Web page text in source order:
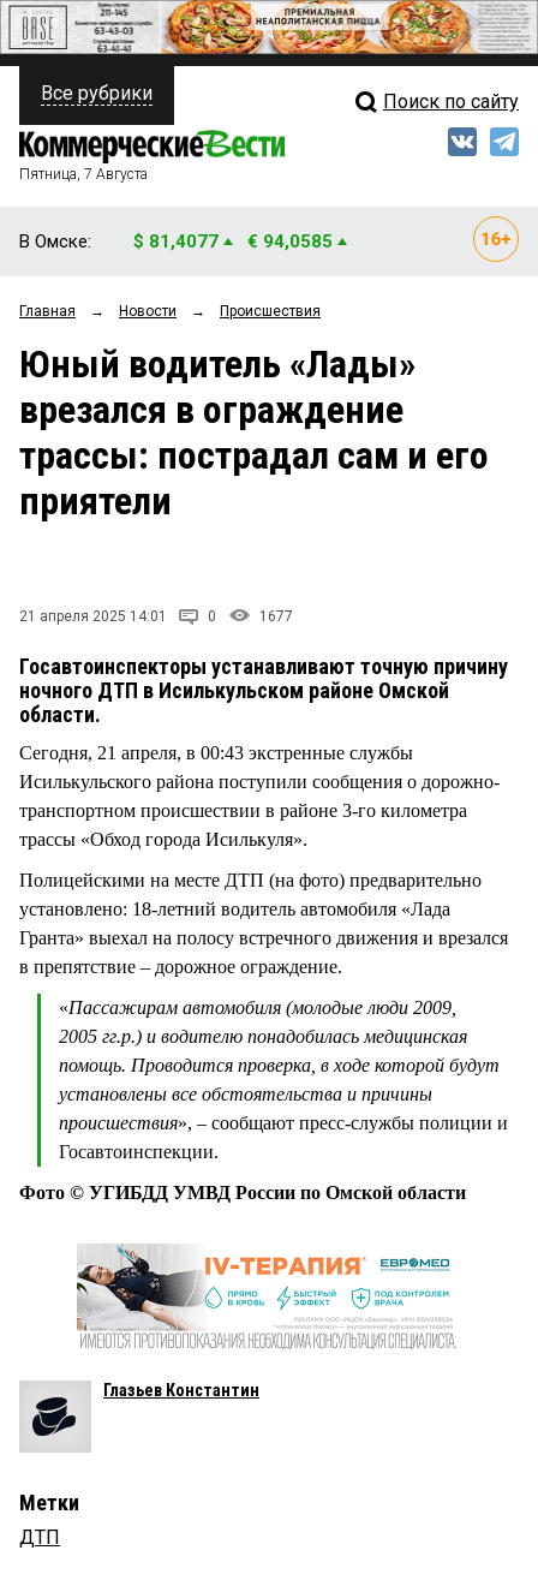
ПОЛИТИКА
ФИНАНСЫ
ОБЩЕСТВО
ЗАКОН
НОВОСТИ КОМПАНИЙ
Свежий выпуск
Мнения
Рейтинги
Блоги
Архив
Все рубрики Поиск по сайту
Пятница, 7 Августа
В Омске: $ 81,4077 € 94,0585
Главная → Новости → Происшествия
Юный водитель «Лады»
врезался в ограждение
трассы: пострадал сам и его
приятели
21 апреля 2025 14:01 0 1677
Госавтоинспекторы устанавливают точную причину
ночного ДТП в Исилькульском районе Омской
области.
Сегодня, 21 апреля, в 00:43 экстренные службы
Исилькульского района поступили сообщения о дорожно-
транспортном происшествии в районе 3-го километра
трассы «Обход города Исилькуля».
Полицейскими на месте ДТП (на фото) предварительно
установлено: 18-летний водитель автомобиля «Лада
Гранта» выехал на полосу встречного движения и врезался
в препятствие – дорожное ограждение.
«Пассажирам автомобиля (молодые люди 2009,
2005 гг.р.) и водителю понадобилась медицинская
помощь. Проводится проверка, в ходе которой будут
установлены все обстоятельства и причины
происшествия», – сообщают пресс-службы полиции и
Госавтоинспекции.
Фото © УГИБДД УМВД России по Омской области
Глазьев Константин
Метки
ДТП